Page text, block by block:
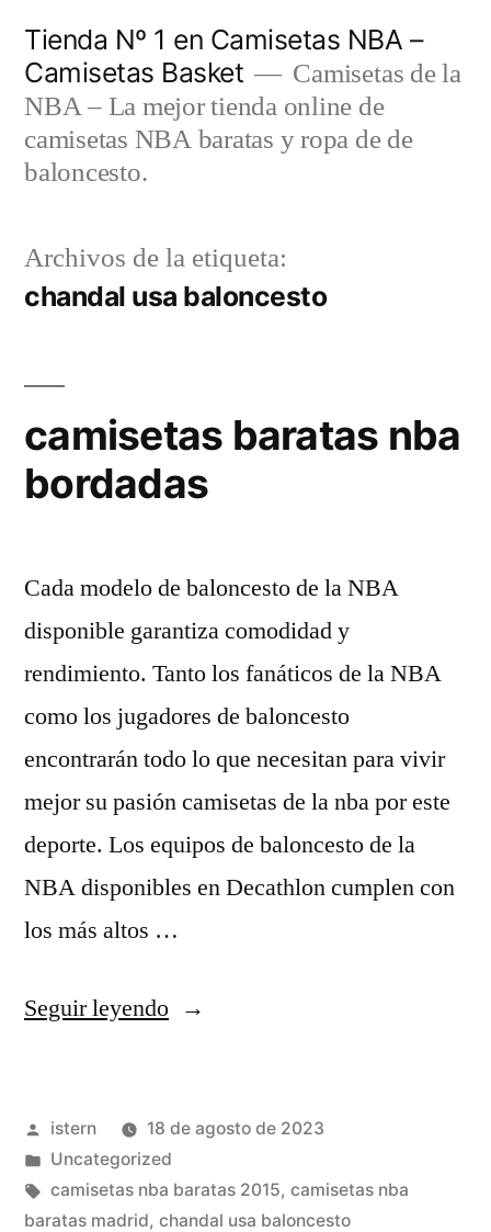
contenido
Tienda Nº 1 en Camisetas NBA –
Camisetas Basket
Camisetas de la
NBA – La mejor tienda online de
camisetas NBA baratas y ropa de de
baloncesto.
Archivos de la etiqueta:
chandal usa baloncesto
camisetas baratas nba
bordadas
Cada modelo de baloncesto de la NBA
disponible garantiza comodidad y
rendimiento. Tanto los fanáticos de la NBA
como los jugadores de baloncesto
encontrarán todo lo que necesitan para vivir
mejor su pasión camisetas de la nba por este
deporte. Los equipos de baloncesto de la
NBA disponibles en Decathlon cumplen con
los más altos …
Seguir leyendo«camisetas
bordadas»
Publicado
por
istern
18 de agosto de 2023
Publicado
en
Uncategorized
Etiquetas:
camisetas nba baratas 2015, camisetas nba
baratas madrid, chandal usa baloncesto